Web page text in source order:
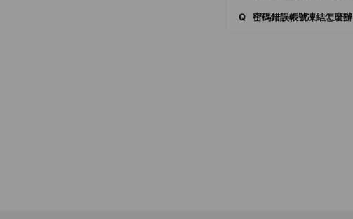
Q 密碼錯誤帳號凍結怎麼辦